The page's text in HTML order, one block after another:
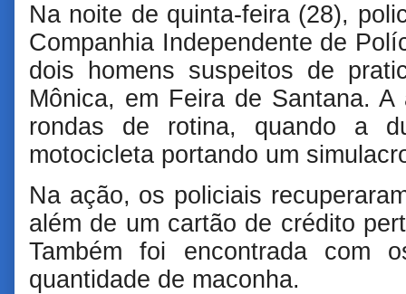
Na noite de quinta-feira (28),
Companhia Independente de
dois homens suspeitos de
Mônica, em Feira de Santana.
rondas de rotina, quando a
motocicleta portando um
Na ação, os policiais
além de um cartão de crédito
Também foi encontrada com
quantidade de maconha.